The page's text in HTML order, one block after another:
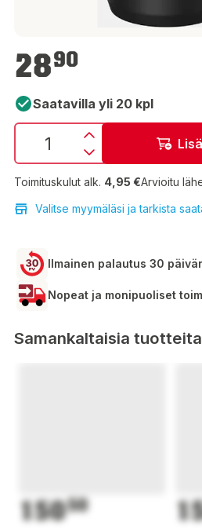
2890
Saatavilla yli 20 kpl
Toimituskulut alk. 4,95 €Arvioitu
Valitse myymäläsi ja tarkista
Ilmainen palautus 30
Nopeat ja monipuoliset
Samankaltaisia tuotteita
15050